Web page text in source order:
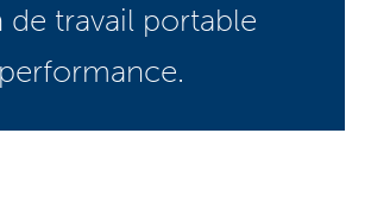
de travail portable